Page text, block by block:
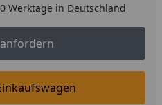
Werktage in Deutschland
Muster anfordern
In den Einkaufswagen legen